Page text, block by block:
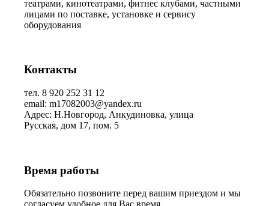
театрами, кинотеатрами, фитнес клубами, частными
лицами по поставке, установке и сервису
оборудования
Контакты
тел. 8 920 252 31 12
email: m17082003@yandex.ru
Адрес: Н.Новгород, Анкудиновка, улица
Русская, дом 17, пом. 5
Время работы
Обязательно позвоните перед вашим приездом и мы